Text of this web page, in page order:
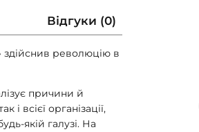
Відгуки (0)
здійснив революцію в
причини й
і всієї організації,
якій галузі. На